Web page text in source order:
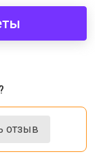
отзыв